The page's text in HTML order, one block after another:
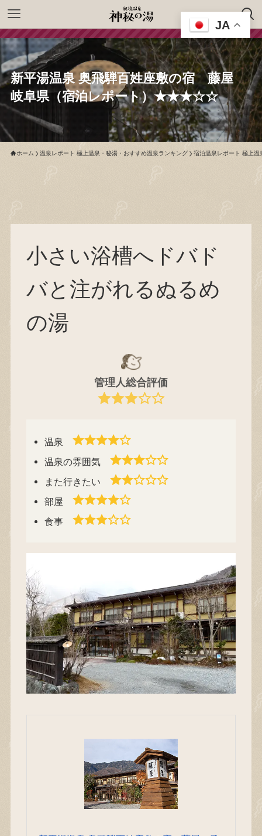
新平湯温泉 奥飛騨百姓座敷の宿 藤屋
岐阜県（宿泊レポート）★★★☆☆
ホーム 温泉レポート 極上温泉・秘湯・おすすめ温泉ランキング 宿泊温泉レポート 極上温
小さい浴槽へドバド
バと注がれるぬるめ
の湯
管理人総合評価
温泉
温泉の雰囲気
また行きたい
部屋
食事
JA